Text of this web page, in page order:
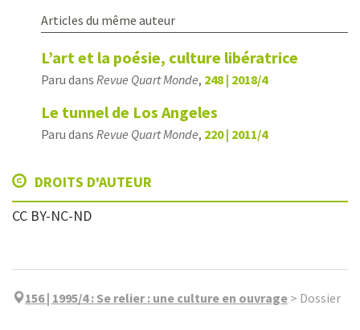
Articles du même auteur
L’art et la poésie, culture libératrice
Paru dans Revue Quart Monde, 248 | 2018/4
Le tunnel de Los Angeles
Paru dans Revue Quart Monde, 220 | 2011/4
DROITS D'AUTEUR
CC BY-NC-ND
156 | 1995/4: Se relier : une culture en ouvrage > Dossier